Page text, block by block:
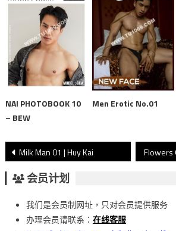
NAI PHOTOBOOK 10
– BEW
Men Erotic No.01
文
章
導
覽
Milk Man 01 | Huy Kai Flowers
会员计划
我们是会员制网址，只对会员提供服务
办理会员请联系： 在线客服